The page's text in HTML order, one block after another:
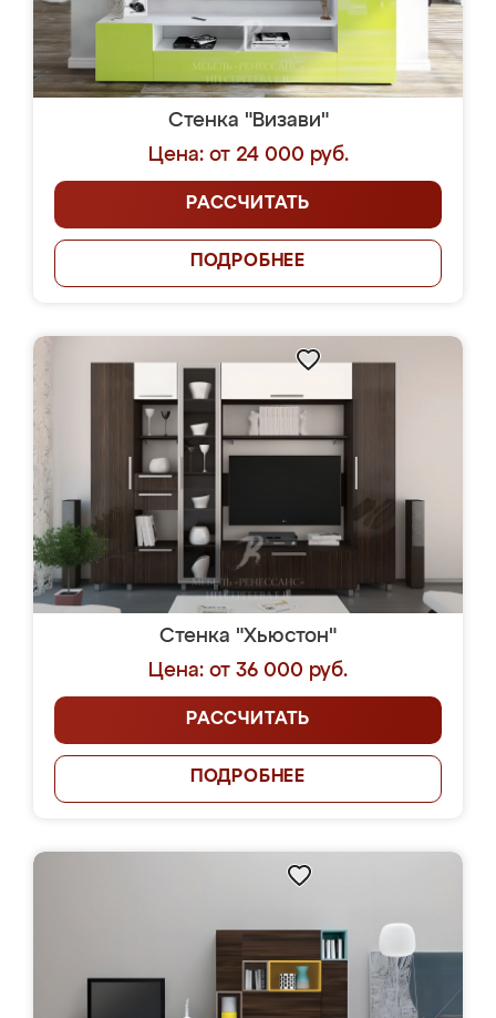
Стенка "Визави"
Цена: от 24 000 руб.
РАССЧИТАТЬ
ПОДРОБНЕЕ
Стенка "Хьюстон"
Цена: от 36 000 руб.
РАССЧИТАТЬ
ПОДРОБНЕЕ